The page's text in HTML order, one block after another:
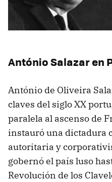
António Salazar en
António de Oliveira
claves del siglo XX
paralela al ascenso de
instauró una dictadura
autoritaria y
gobernó el país luso
Revolución de los